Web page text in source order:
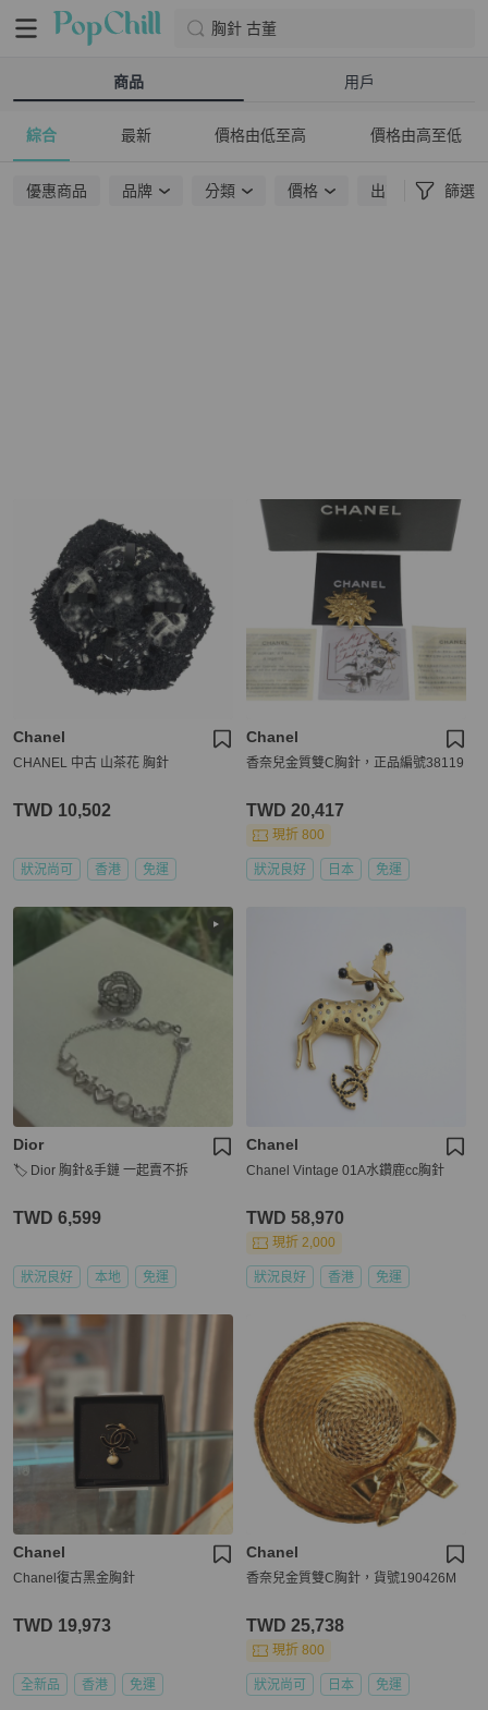
胸針 古董
商品 用戶
綜合 最新 價格由低至高 價格由高至低
優惠商品 品牌 分類 價格 出貨地點 篩選
Chanel
CHANEL 中古 山茶花 胸針
TWD 10,502
狀況尚可 香港 免運
Chanel
香奈兒金質雙C胸針，正品編號38119
TWD 20,417
現折 800
狀況良好 日本 免運
Dior
🏷️ Dior 胸針&手鏈 一起賣不拆
TWD 6,599
狀況良好 本地 免運
Chanel
Chanel Vintage 01A水鑽鹿cc胸針
TWD 58,970
現折 2,000
狀況良好 香港 免運
Chanel
Chanel復古黑金胸針
TWD 19,973
全新品 香港 免運
Chanel
香奈兒金質雙C胸針，貨號190426M
TWD 25,738
現折 800
狀況尚可 日本 免運